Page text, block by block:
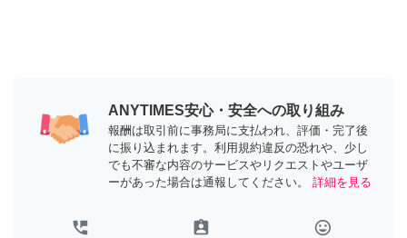
ANYTIMES安心・安全への取り組み
報酬は取引前に事務局に支払われ、評価・完了後
に振り込まれます。利用規約違反の恐れや、少し
でも不審な内容のサービスやリクエストやユーザ
ーがあった場合は通報してください。
詳細を見る
perm_phone_msg assignment_ind tag_faces